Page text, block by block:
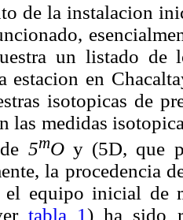
de la instalacion
un listado de
estacion en
isotopicas de
las medidas
5mO y (5D, que
la procedencia
el equipo inicial de
tabla 1) ha sido